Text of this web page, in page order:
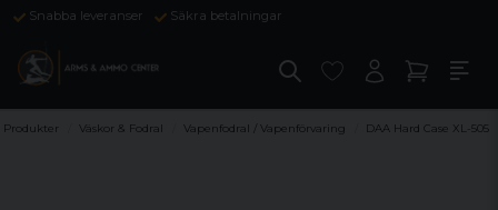
Snabba leveranser Säkra betalningar
Produkter Väskor & Fodral Vapenfodral / Vapenförvaring DAA Hard Case XL-505